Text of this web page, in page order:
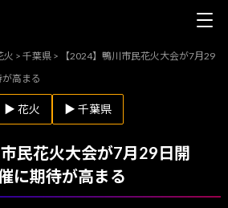
火 >千葉県 >
【2024】鴨川市民花火大会が7月29
高まる
▶ 花火 ▶ 千葉県
市民花火大会が7月29日開
に期待が高まる